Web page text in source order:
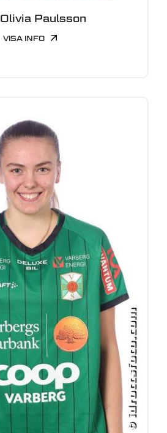
Olivia Paulsson
VISA INFO